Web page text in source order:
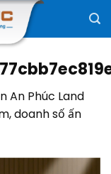
An Phúc Land
doanh số ấn